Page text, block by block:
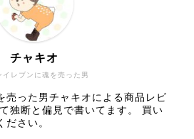
イレブンに魂を売った男
チャキオ
売った男チャキオによる商品レビ
独断と偏見で書いてます。 買い
ださい。